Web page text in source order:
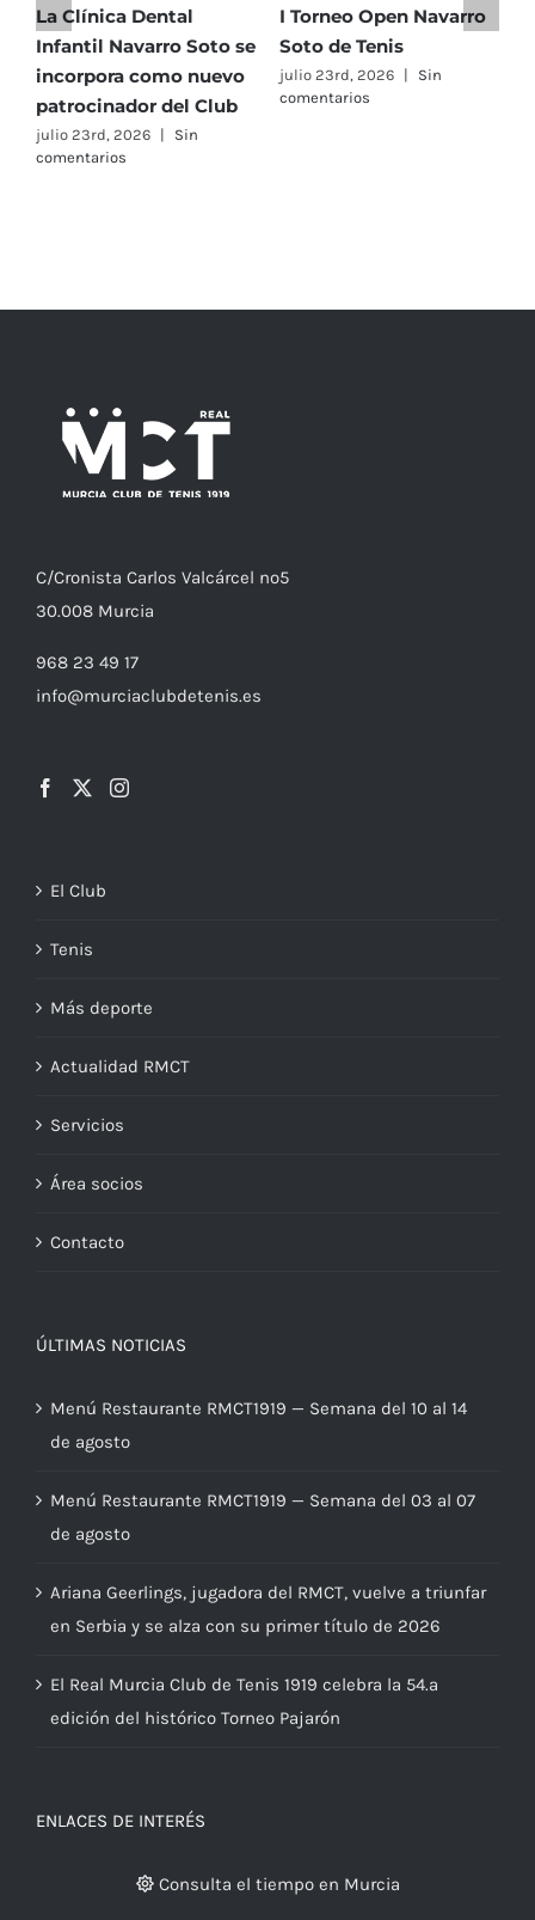
y
Femeninos
La Clínica Dental
Infantil Navarro Soto se
incorpora como nuevo
patrocinador del Club
julio 23rd, 2026 |
Sin
comentarios
I Torneo Open Navarro
Soto de Tenis
julio 23rd, 2026 |
Sin
comentarios
C/Cronista Carlos Valcárcel nº5
30.008 Murcia
968 23 49 17
info@murciaclubdetenis.es
El Club
Tenis
Más deporte
Actualidad RMCT
Servicios
Área socios
Contacto
ÚLTIMAS NOTICIAS
Menú Restaurante RMCT1919 — Semana del 10 al 14
de agosto
Menú Restaurante RMCT1919 — Semana del 03 al 07
de agosto
Ariana Geerlings, jugadora del RMCT, vuelve a triunfar
en Serbia y se alza con su primer título de 2026
El Real Murcia Club de Tenis 1919 celebra la 54.ª
edición del histórico Torneo Pajarón
ENLACES DE INTERÉS
Consulta el tiempo en Murcia